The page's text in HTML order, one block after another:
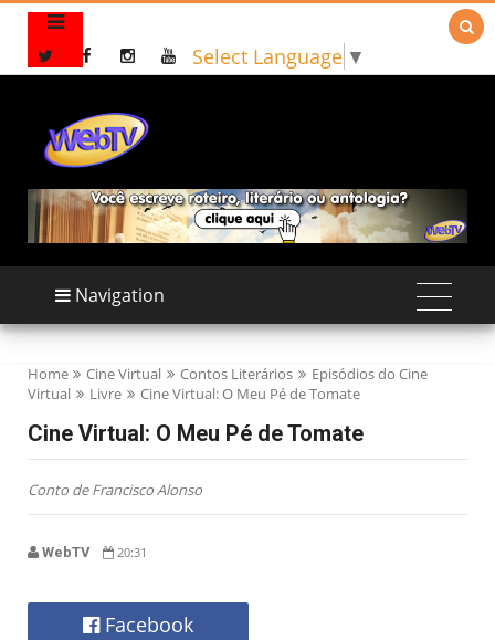
Select Language ▼

Navigation
Home Cine Virtual Contos Literários
Episódios do Cine
Virtual
Livre Cine Virtual: O Meu Pé de Tomate
Cine Virtual: O Meu Pé de Tomate
Conto de Francisco Alonso
WebTV 20:31
Facebook